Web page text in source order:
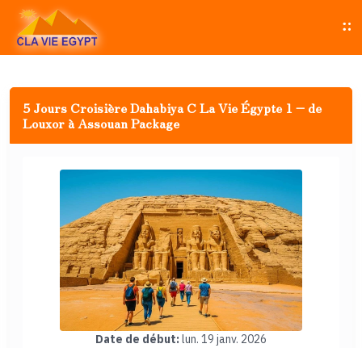
5 Jours Croisière Dahabiya C La Vie Égypte 1 – de
Louxor à Assouan Package
Date de début:lun. 19 janv. 2026